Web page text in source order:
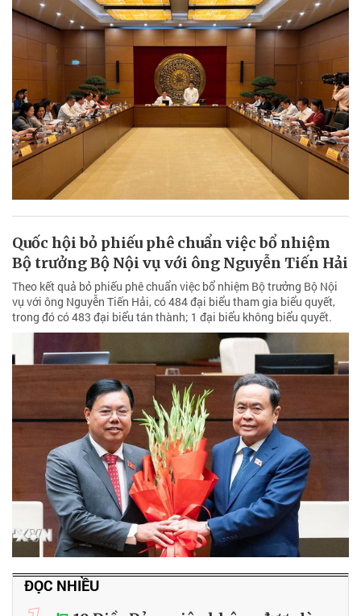
Quốc hội bỏ phiếu phê chuẩn việc bổ nhiệm
Bộ trưởng Bộ Nội vụ với ông Nguyễn Tiến Hải
Theo kết quả bỏ phiếu phê chuẩn việc bổ nhiệm Bộ trưởng Bộ Nội
vụ với ông Nguyễn Tiến Hải, có 484 đại biểu tham gia biểu quyết,
trong đó có 483 đại biểu tán thành; 1 đại biểu không biểu quyết.
ĐỌC NHIỀU